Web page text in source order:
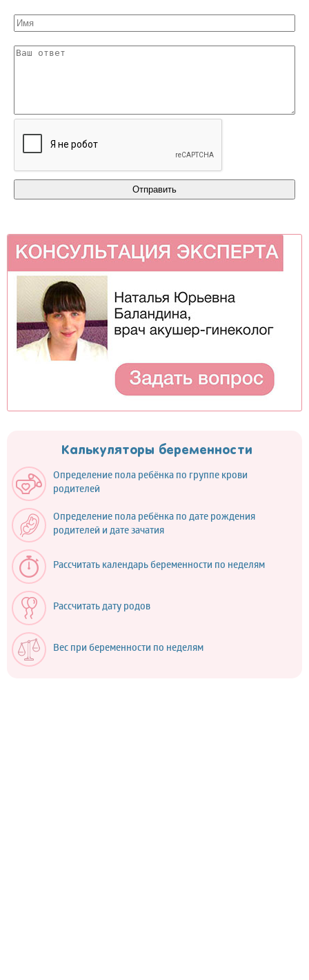
Калькуляторы беременности
Определение пола ребёнка по группе крови
родителей
Определение пола ребёнка по дате рождения
родителей и дате зачатия
Рассчитать календарь беременности по неделям
Рассчитать дату родов
Вес при беременности по неделям